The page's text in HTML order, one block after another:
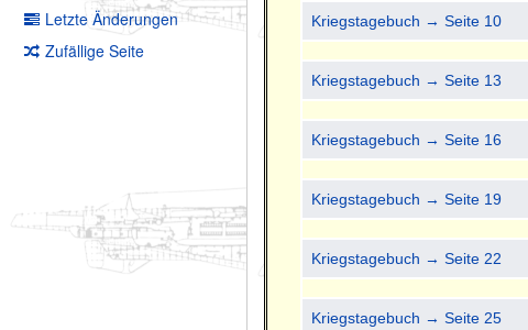
Letzte Änderungen
Zufällige Seite
Kriegstagebuch → Seite 10
Kriegstagebuch → Seite 13
Kriegstagebuch → Seite 16
Kriegstagebuch → Seite 19
Kriegstagebuch → Seite 22
Kriegstagebuch → Seite 25